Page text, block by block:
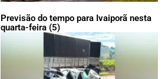
Previsão do tempo para Ivaiporã nesta
quarta-feira (5)